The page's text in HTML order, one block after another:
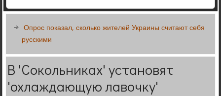
Опрос показал, сколько жителей Украины считают себя
русскими
В 'Сокольниках' установят
'охлаждающую лавочку'